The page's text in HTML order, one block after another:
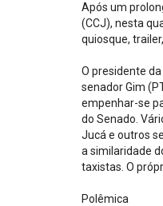
Encontre um Escritório
IBDFAM Educacional
Após um
(CCJ), nesta
quiosque,
O presidente
senador Gim
empenhar-se
do Senado.
Jucá e outros
a similaridade
taxistas. O
Polêmica